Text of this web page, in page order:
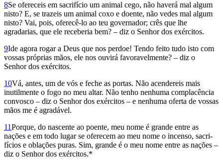
8Se ofereceis em sacrifício um animal cego, não haverá mal algum
nisto? E, se trazeis um animal coxo e doente, não vedes mal algum
nisto? Vai, pois, oferecê-lo ao teu governador; crês que lhe
agradarias, que ele receberia bem? – diz o Senhor dos exércitos.
9Ide agora rogar a Deus que nos perdoe! Tendo feito tudo isto com
vossas próprias mãos, ele nos ouvirá favoravelmente? – diz o
Senhor dos exércitos.
10Vá, antes, um de vós e feche as portas. Não acendereis mais
inutilmente o fogo no meu altar. Não tenho nenhuma complacência
convosco – diz o Senhor dos exércitos – e nenhuma oferta de vossas
mãos me é agradável.
11Porque, do nascente ao poente, meu nome é grande entre as
nações e em todo lugar se oferecem ao meu nome o incenso, sacri­
fícios e oblações puras. Sim, grande é o meu nome entre as nações –
diz o Senhor dos exércitos.*